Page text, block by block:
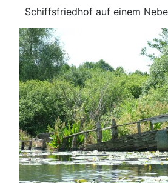
Schiffsfriedhof auf einem